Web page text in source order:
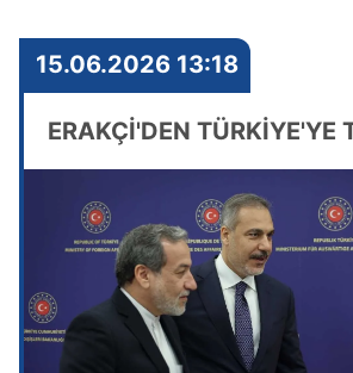
15.06.2026 13:18
ERAKÇİ'DEN TÜRKİYE'YE